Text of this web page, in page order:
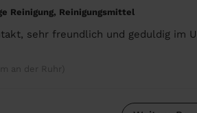
Reinigung, Reinigungsmittel
sehr freundlich und geduldig im
an der Ruhr)